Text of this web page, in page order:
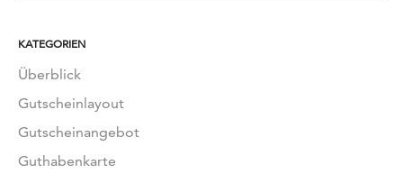
KATEGORIEN
Überblick
Gutscheinlayout
Gutscheinangebot
Guthabenkarte